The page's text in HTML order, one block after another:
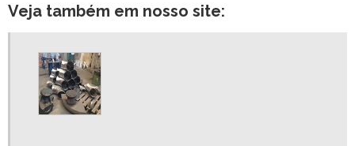
PLACA DE ORIFICIO VALOR
VALVULA QUEBRA VACUO
VALVULAS E CONEXÕES INDUSTRIAIS
VISOR DE FLUXO DE AGUA
Veja também em nosso site: